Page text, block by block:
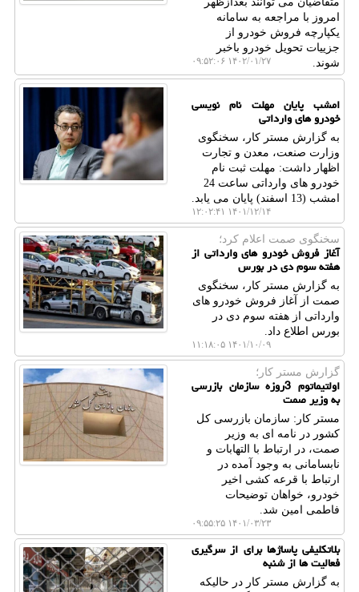
امروز با مراجعه به سامانه
یکپارچه فروش خودرو از
جزییات تحویل خودرو باخبر
شوند.
۱۴۰۲/۰۱/۲۷ ۰۹:۵۲:۰۶
امشب پایان مهلت نام نویسی
خودرو های وارداتی‎
به گزارش مستر کار، سخنگوی
وزارت صنعت، معدن و تجارت
اظهار داشت: مهلت ثبت نام
خودرو های وارداتی ساعت 24
امشب (13 اسفند) پایان می یابد.
۱۴۰۱/۱۲/۱۴ ۱۲:۰۲:۴۱
سخنگوی صمت اعلام كرد؛
آغاز فروش خودرو های وارداتی از
هفته سوم دی در بورس
به گزارش مستر کار، سخنگوی
صمت از آغاز فروش خودرو های
وارداتی از هفته سوم دی در
بورس اطلاع داد.
۱۴۰۱/۱۰/۰۹ ۱۱:۱۸:۰۵
گزارش مستر كار؛
اولتیماتوم 3روزه سازمان بازرسی
به وزیر صمت
مستر کار: سازمان بازرسی کل
کشور در نامه ای به وزیر
صمت، در ارتباط با التهابات و
نابسامانی به وجود آمده در
ارتباط با قرعه کشی اخیر
خودرو، خواهان توضیحات
فاطمی امین شد.
۱۴۰۱/۰۳/۲۳ ۰۹:۵۵:۲۵
بلاتكلیفی پاساژها برای از سرگیری
فعالیت ها از شنبه
به گزارش مستر كار در حالیكه